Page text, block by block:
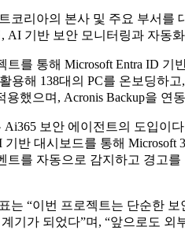
코리아의 본사 및 주요 부서를
AI 기반 보안 모니터링과 자동
트를 통해 Microsoft Entra ID
용해 138대의 PC를 온보딩하
용했으며, Acronis Backup을 연
보안 에이전트의 도입이
기반 대시보드를 통해
트를 자동으로 감지하고 경고
는 “이번 프로젝트는 단순한
기가 되었다”며, “앞으로도